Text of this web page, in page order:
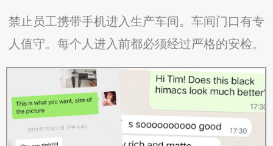
禁止员工携带手机进入生产车间。车间门口有专
人值守。每个人进入前都必须经过严格的安检。